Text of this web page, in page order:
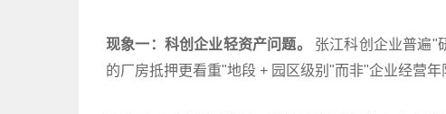
现象一：科创企业轻资产问题。
张江科创企业普遍"
的厂房抵押更看重"地段 + 园区级别"而非"企业经营年